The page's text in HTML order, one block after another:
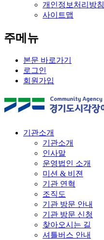
개인정보처리방침
사이트맵
주메뉴
본문 바로가기
로그인
회원가입
기관소개
기관소개
인사말
운영법인 소개
미션 & 비젼
기관 연혁
조직도
기관 방문 안내
기관 방문 신청
찾아오시는 길
셔틀버스 안내